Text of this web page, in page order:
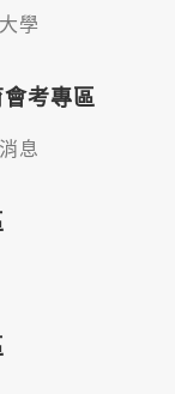
學
會考專區
息